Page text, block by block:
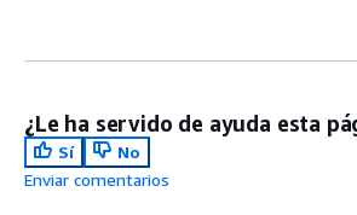
¿Le ha servido de ayuda esta
Sí
No
Enviar comentarios